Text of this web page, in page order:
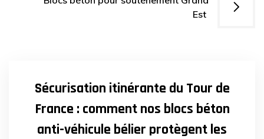
Est
Sécurisation itinérante du Tour de
France : comment nos blocs béton
anti-véhicule bélier protègent les